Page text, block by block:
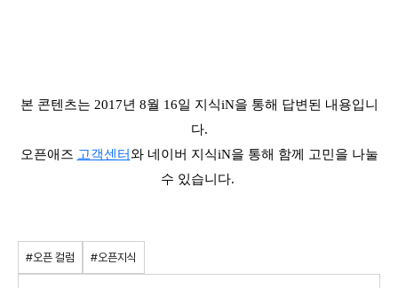
본 콘텐츠는 2017년 8월 16일 지식iN을 통해 답변된 내용입니
다.
오픈애즈 고객센터와 네이버 지식iN을 통해 함께 고민을 나눌
수 있습니다.
#오픈 컬럼 #오픈지식